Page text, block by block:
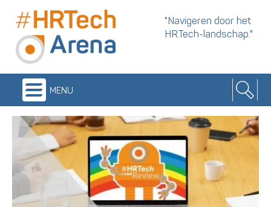
"Navigeren door het
HRTech-landschap."
menu